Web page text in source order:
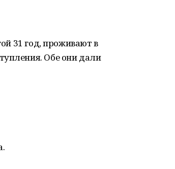
31 год, проживают в
Обе они дали